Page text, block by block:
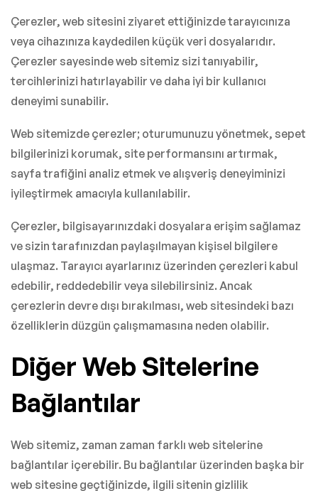
Çerezler, web sitesini ziyaret ettiğinizde tarayıcınıza
veya cihazınıza kaydedilen küçük veri dosyalarıdır.
Çerezler sayesinde web sitemiz sizi tanıyabilir,
tercihlerinizi hatırlayabilir ve daha iyi bir kullanıcı
deneyimi sunabilir.
Web sitemizde çerezler; oturumunuzu yönetmek, sepet
bilgilerinizi korumak, site performansını artırmak,
sayfa trafiğini analiz etmek ve alışveriş deneyiminizi
iyileştirmek amacıyla kullanılabilir.
Çerezler, bilgisayarınızdaki dosyalara erişim sağlamaz
ve sizin tarafınızdan paylaşılmayan kişisel bilgilere
ulaşmaz. Tarayıcı ayarlarınız üzerinden çerezleri kabul
edebilir, reddedebilir veya silebilirsiniz. Ancak
çerezlerin devre dışı bırakılması, web sitesindeki bazı
özelliklerin düzgün çalışmamasına neden olabilir.
Diğer Web Sitelerine
Bağlantılar
Web sitemiz, zaman zaman farklı web sitelerine
bağlantılar içerebilir. Bu bağlantılar üzerinden başka bir
web sitesine geçtiğinizde, ilgili sitenin gizlilik